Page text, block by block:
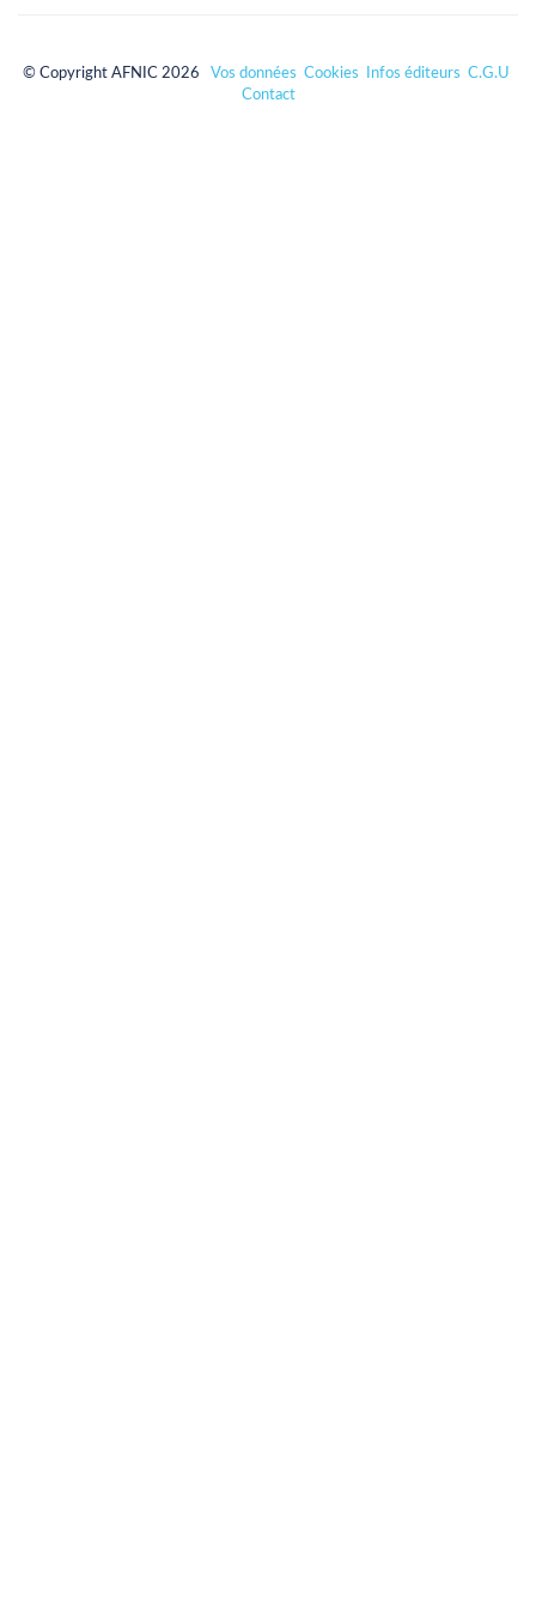
© Copyright AFNIC 2026 Vos données Cookies Infos éditeurs C.G.U
Contact